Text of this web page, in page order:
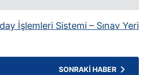
İşlemleri Sistemi – Sınav Yeri
SONRAKİ HABER